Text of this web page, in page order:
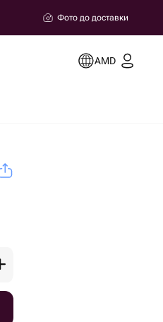
Фото до доставки
AMD